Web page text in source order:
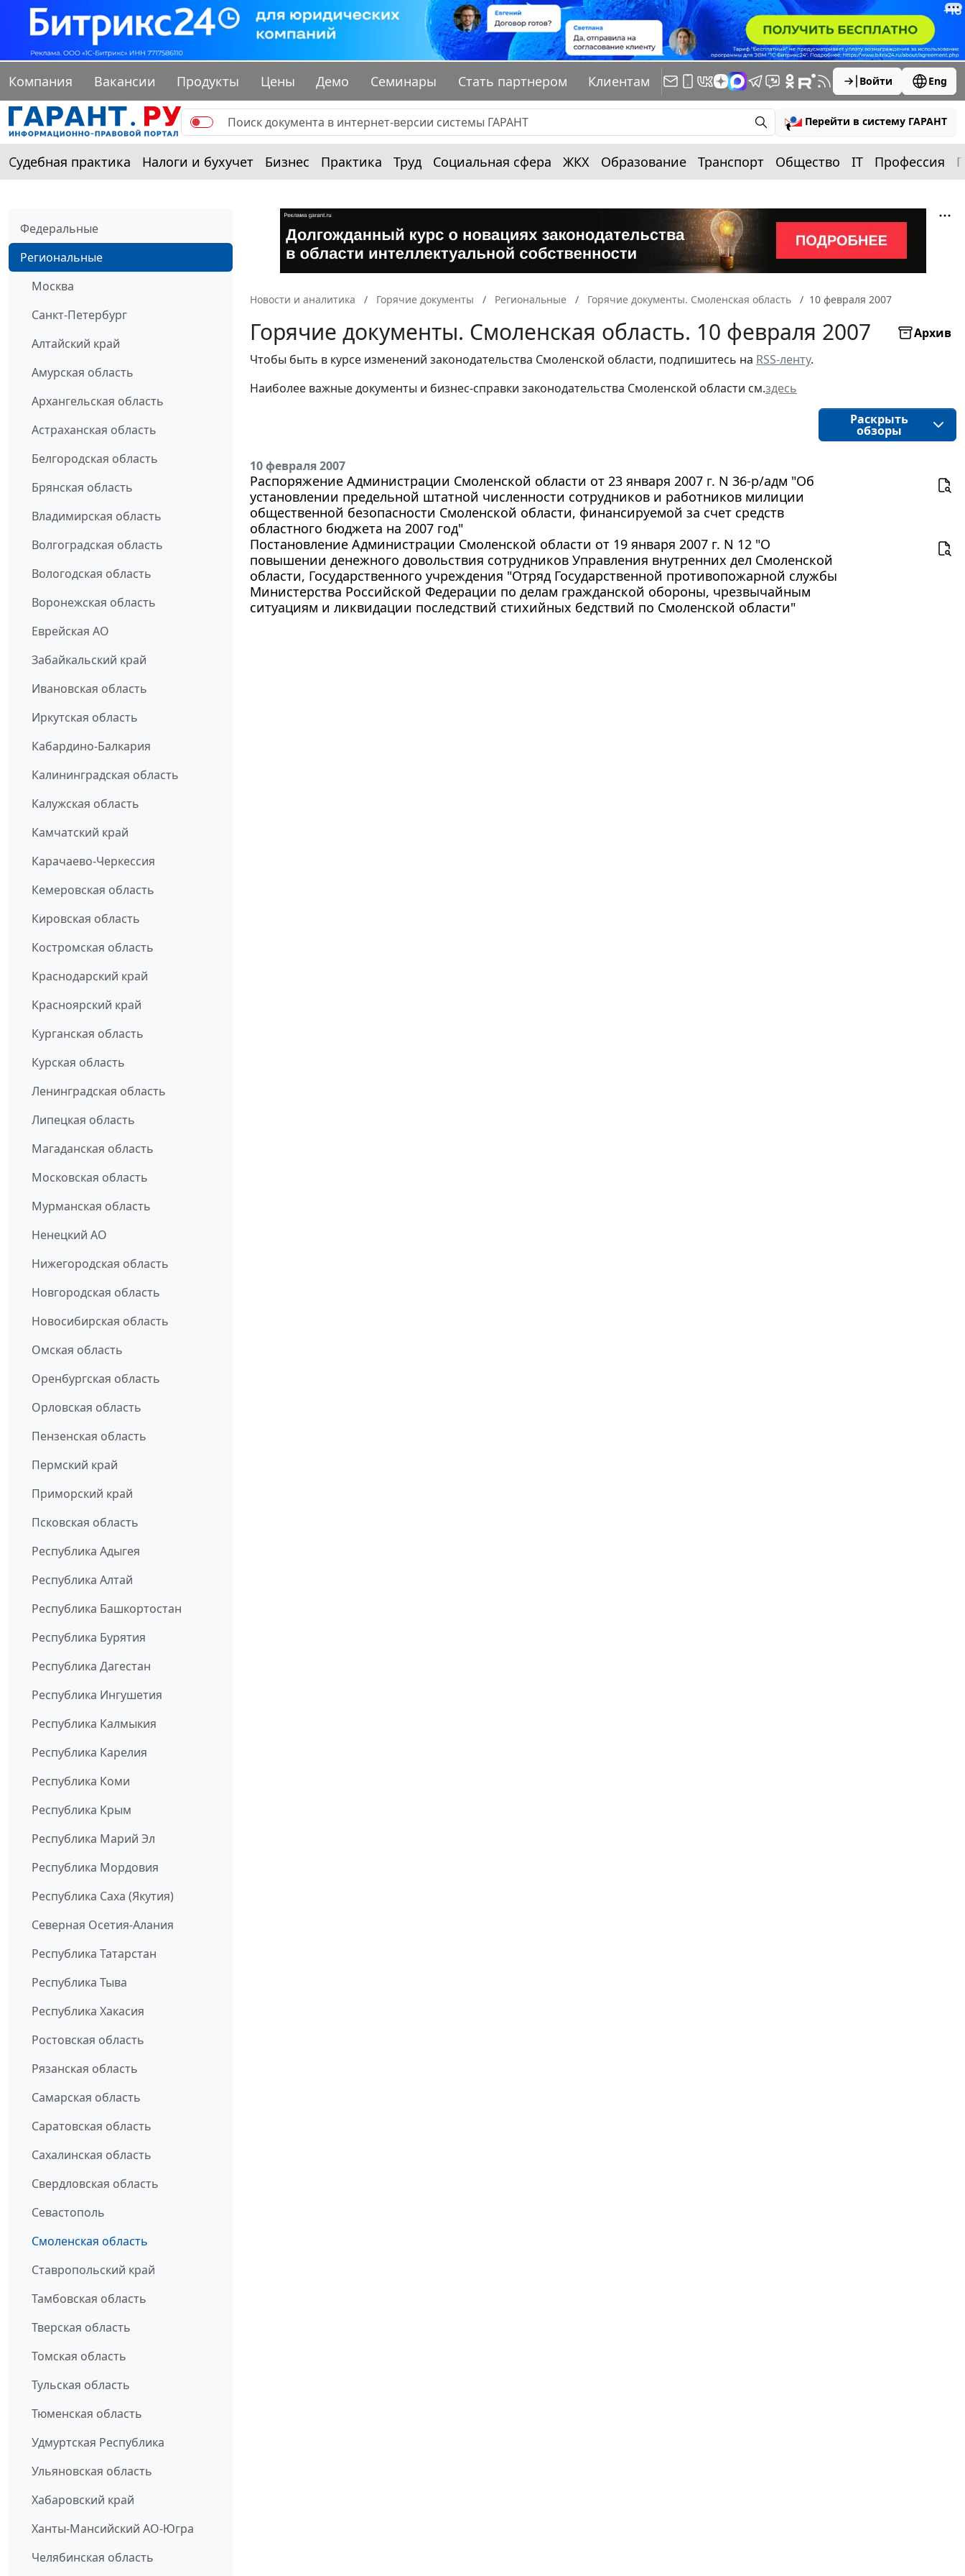
Компания Вакансии Продукты Цены Демо Семинары Стать партнером Клиентам Войти Eng
Перейти в систему ГАРАНТ
Судебная практика Налоги и бухучет Бизнес Практика Труд Социальная сфера ЖКХ Образование Транспорт Общество IT Профессия
Федеральные
Региональные
Москва
Санкт-Петербург
Алтайский край
Амурская область
Архангельская область
Астраханская область
Белгородская область
Брянская область
Владимирская область
Волгоградская область
Вологодская область
Воронежская область
Еврейская АО
Забайкальский край
Ивановская область
Иркутская область
Кабардино-Балкария
Калининградская область
Калужская область
Камчатский край
Карачаево-Черкессия
Кемеровская область
Кировская область
Костромская область
Краснодарский край
Красноярский край
Курганская область
Курская область
Ленинградская область
Липецкая область
Магаданская область
Московская область
Мурманская область
Ненецкий АО
Нижегородская область
Новгородская область
Новосибирская область
Омская область
Оренбургская область
Орловская область
Пензенская область
Пермский край
Приморский край
Псковская область
Республика Адыгея
Республика Алтай
Республика Башкортостан
Республика Бурятия
Республика Дагестан
Республика Ингушетия
Республика Калмыкия
Республика Карелия
Республика Коми
Республика Крым
Республика Марий Эл
Республика Мордовия
Республика Саха (Якутия)
Северная Осетия-Алания
Республика Татарстан
Республика Тыва
Республика Хакасия
Ростовская область
Рязанская область
Самарская область
Саратовская область
Сахалинская область
Свердловская область
Севастополь
Смоленская область
Ставропольский край
Тамбовская область
Тверская область
Томская область
Тульская область
Тюменская область
Удмуртская Республика
Ульяновская область
Хабаровский край
Ханты-Мансийский АО-Югра
Челябинская область
Новости и аналитика Горячие документы Региональные Горячие документы. Смоленская область 10 февраля 2007
Горячие документы. Смоленская область. 10 февраля 2007
Архив
Чтобы быть в курсе изменений законодательства Смоленской области, подпишитесь на RSS-ленту.
Наиболее важные документы и бизнес-справки законодательства Смоленской области см.здесь
Раскрыть
обзоры
10 февраля 2007
Распоряжение Администрации Смоленской области от 23 января 2007 г. N 36-р/адм "Об
установлении предельной штатной численности сотрудников и работников милиции
общественной безопасности Смоленской области, финансируемой за счет средств
областного бюджета на 2007 год"
Постановление Администрации Смоленской области от 19 января 2007 г. N 12 "О
повышении денежного довольствия сотрудников Управления внутренних дел Смоленской
области, Государственного учреждения "Отряд Государственной противопожарной службы
Министерства Российской Федерации по делам гражданской обороны, чрезвычайным
ситуациям и ликвидации последствий стихийных бедствий по Смоленской области"